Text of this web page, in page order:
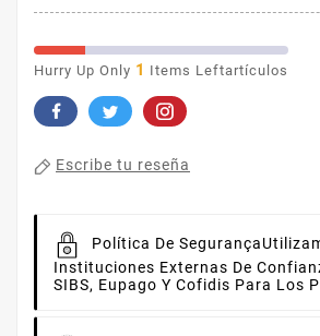
Hurry Up Only 1 Items Leftartículos
Escribe tu reseña
Política De Segurança
Instituciones Externas De
SIBS, Eupago Y Cofidis Para Los